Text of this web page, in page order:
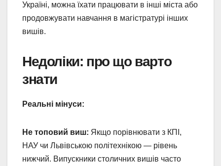
Україні, можна їхати працювати в інші міста або
продовжувати навчання в магістратурі інших
вишів.
Недоліки: про що варто
знати
Реальні мінуси:
Не топовий виш: Якщо порівнювати з КПІ,
НАУ чи Львівською політехнікою — рівень
нижчий. Випускники столичних вишів часто